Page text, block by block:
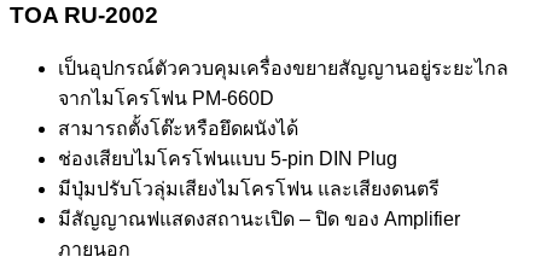
TOA RU-2002
เป็นอุปกรณ์ตัวควบคุมเครื่องขยายสัญญานอยู่ระยะไกล
จากไมโครโฟน PM-660D
สามารถตั้งโต๊ะหรือยึดผนังได้
ช่องเสียบไมโครโฟนแบบ 5-pin DIN Plug
มีปุ่มปรับโวลุ่มเสียงไมโครโฟน และเสียงดนตรี
มีสัญญาณฟแสดงสถานะเปิด – ปิด ของ Amplifier
ภายนอก